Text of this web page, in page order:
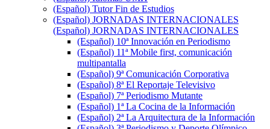
(Español) Tutor Fin de Estudios
(Español) JORNADAS INTERNACIONALES
(Español) JORNADAS INTERNACIONALES
(Español) 10ª Innovación en Periodismo
(Español) 11ª Mobile first, comunicación
multipantalla
(Español) 9ª Comunicación Corporativa
(Español) 8ª El Reportaje Televisivo
(Español) 7ª Periodismo Mutante
(Español) 1ª La Cocina de la Información
(Español) 2ª La Arquitectura de la Información